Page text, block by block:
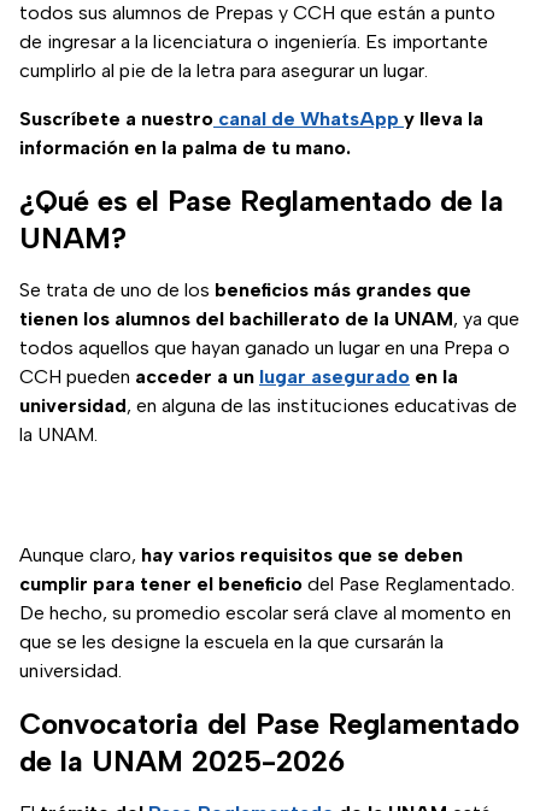
todos sus alumnos de Prepas y CCH que están a punto
de ingresar a la licenciatura o ingeniería. Es importante
cumplirlo al pie de la letra para asegurar un lugar.
Suscríbete a nuestro canal de WhatsApp y lleva la
información en la palma de tu mano.
¿Qué es el Pase Reglamentado de la
UNAM?
Se trata de uno de los beneficios más grandes que
tienen los alumnos del bachillerato de la UNAM, ya que
todos aquellos que hayan ganado un lugar en una Prepa o
CCH pueden acceder a un lugar asegurado en la
universidad, en alguna de las instituciones educativas de
la UNAM.
Aunque claro, hay varios requisitos que se deben
cumplir para tener el beneficio del Pase Reglamentado.
De hecho, su promedio escolar será clave al momento en
que se les designe la escuela en la que cursarán la
universidad.
Convocatoria del Pase Reglamentado
de la UNAM 2025-2026